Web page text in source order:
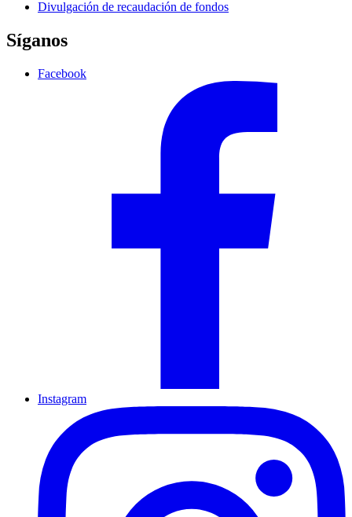
Divulgación de recaudación de fondos
Síganos
Facebook
Instagram